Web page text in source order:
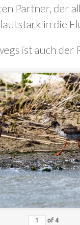
Partner, der
in die
ist auch der
of 4